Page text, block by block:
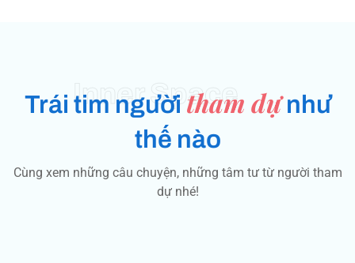
Inner Space
Trái tim người tham dựnhư
thế nào
Cùng xem những câu chuyện, những tâm tư từ người tham
dự nhé!